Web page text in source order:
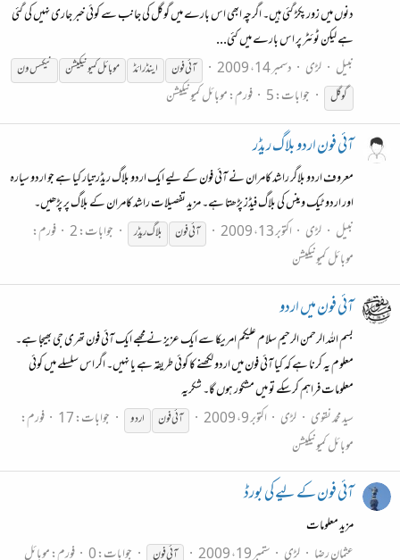
دنوں میں زور پکڑ‌ گئی ہیں۔ اگرچہ ابھی اس بارے میں گوگل کی جانب سے کوئی خبر جاری نہیں کی گئی
ہے لیکن ٹوئٹر پر اس بارے میں کئی...
نبیل
لڑی دسمبر 14، 2009 آئیفون اینڈرائڈ موبائل کمیونیکیشن
نیکسس ون
گوگل
جوابات: 5 فورم:موبائل کمیونیکیشن
آئی فون اردو بلاگ ریڈر
معروف اردو بلاگر راشد کامران نے آئی فون کے لیے ایک اردو بلاگ ریڈر تیار کیا ہے جو اردو سیارہ
اور اردو ٹیک وینس کی بلاگ فیڈز پڑھتا ہے۔ مزید تفصیلات راشد کامران کے بلاگ پر پڑھیں۔
نبیل
لڑی اکتوبر 13، 2009 آئیفون بلاگ ریڈر جوابات: 2
فورم:
موبائل کمیونیکیشن
آئی فون میں اردو
بسم اللہ الرحمن الرحیم سلام علیکم امریکا سے ایک عزیز نے مجھے ایک آئی فون تھری جی بھیجا ہے۔
معلوم یہ کرنا ہے کہ کیا آئی فون میں اردو لکھنے کا کوئی طریقہ ہے یا نہیں۔ اگر اس سلسلے میں کوئی
معلومات فراہم کرسکے تو میں مشکور ہوں گا۔ شکریہ
سید محمد نقوی
لڑی اکتوبر 9، 2009 آئیفون اردو جوابات: 17
فورم:
موبائل کمیونیکیشن
آئی فون کے لیے کی بورڈ
مزید معلومات